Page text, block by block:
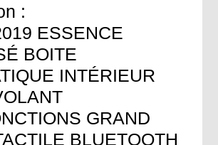
:
ESSENCE
BOITE
INTÉRIEUR
GRAND
BLUETOOTH